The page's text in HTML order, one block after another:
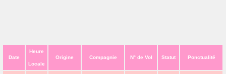
Date
Heure
Locale
Origine Compagnie N° de Vol Statut Ponctualité